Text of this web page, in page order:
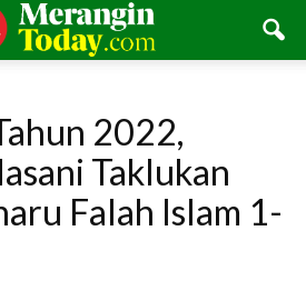
2022,
Taklukan
Falah Islam 1-